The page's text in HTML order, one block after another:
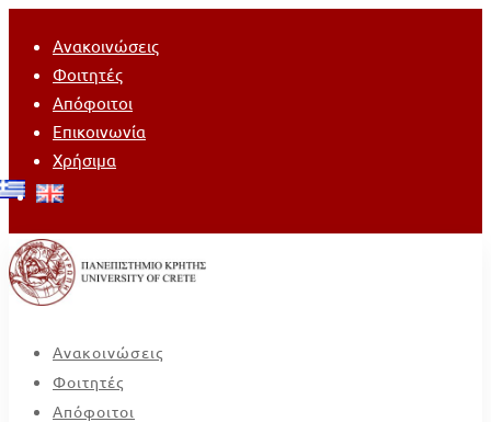
Ανακοινώσεις
Φοιτητές
Απόφοιτοι
Επικοινωνία
Χρήσιμα
Ανακοινώσεις
Φοιτητές
Απόφοιτοι